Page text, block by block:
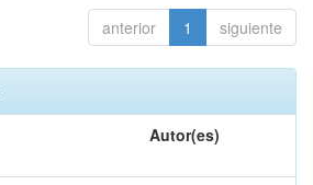
anterior 1 siguiente
Autor(es)